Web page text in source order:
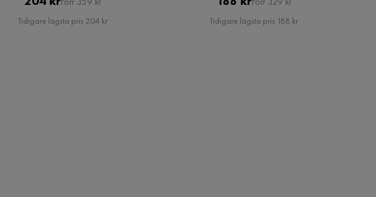
Pris
Tidigare lägsta pris 204 kr
Pris
Tidigare lägsta pris 188 kr